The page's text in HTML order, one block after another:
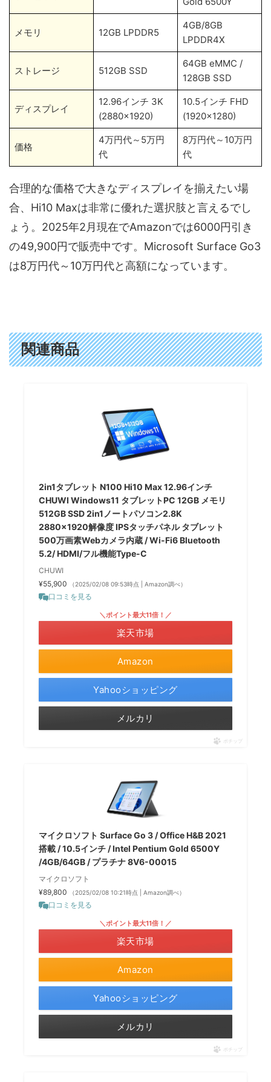
メモリ 12GB LPDDR5
4GB/8GB
LPDDR4X
ストレージ 512GB SSD
64GB eMMC /
128GB SSD
ディスプレイ
12.96インチ 3K
(2880×1920)
10.5インチ FHD
(1920×1280)
価格
4万円代～5万円
代
8万円代～10万円
代
合理的な価格で大きなディスプレイを揃えたい場
合、Hi10 Maxは非常に優れた選択肢と言えるでし
ょう。2025年2月現在でAmazonでは6000円引き
の49,900円で販売中です。Microsoft Surface Go3
は8万円代～10万円代と高額になっています。
関連商品
2in1タブレット N100 Hi10 Max 12.96インチ
CHUWI Windows11 タブレットPC 12GB メモリ
512GB SSD 2in1ノートパソコン2.8K
2880x1920解像度 IPSタッチパネル タブレット
500万画素Webカメラ内蔵 / Wi-Fi6 Bluetooth
5.2/ HDMI/フル機能Type-C
CHUWI
¥55,900
（2025/02/08 09:53時点 | Amazon調べ）
口コミを見る
Amazon
＼ポイント最大11倍！／
楽天市場
Yahooショッピング
メルカリ
ポチップ
マイクロソフト Surface Go 3 / Office H&B 2021
搭載 / 10.5インチ / Intel Pentium Gold 6500Y
/4GB/64GB / プラチナ 8V6-00015
マイクロソフト
¥89,800
（2025/02/08 10:21時点 | Amazon調べ）
口コミを見る
Amazon
＼ポイント最大11倍！／
楽天市場
Yahooショッピング
メルカリ
ポチップ